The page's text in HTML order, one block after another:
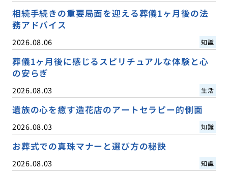
相続手続きの重要局面を迎える葬儀1ヶ月後の法
務アドバイス
2026.08.06 知識
葬儀1ヶ月後に感じるスピリチュアルな体験と心
の安らぎ
2026.08.03 生活
遺族の心を癒す造花店のアートセラピー的側面
2026.08.03 知識
お葬式での真珠マナーと選び方の秘訣
2026.08.03 知識